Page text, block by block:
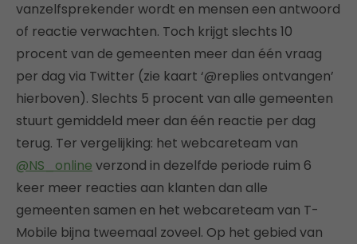
vanzelfsprekender wordt en mensen een antwoord
of reactie verwachten. Toch krijgt slechts 10
procent van de gemeenten meer dan één vraag
per dag via Twitter (zie kaart ‘@replies ontvangen’
hierboven). Slechts 5 procent van alle gemeenten
stuurt gemiddeld meer dan één reactie per dag
terug. Ter vergelijking: het webcareteam van
@NS_online verzond in dezelfde periode ruim 6
keer meer reacties aan klanten dan alle
gemeenten samen en het webcareteam van T-
Mobile bijna tweemaal zoveel. Op het gebied van